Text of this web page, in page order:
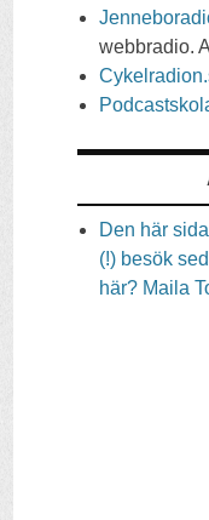
webbradio.
Den här
(!) besök
här? Maila